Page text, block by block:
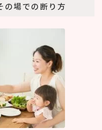
の場での断り方